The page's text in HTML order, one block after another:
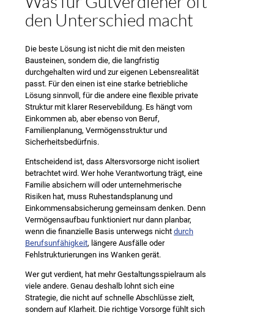
den Unterschied macht
Die beste Lösung ist nicht die mit den meisten
Bausteinen, sondern die, die langfristig
durchgehalten wird und zur eigenen Lebensrealität
passt. Für den einen ist eine starke betriebliche
Lösung sinnvoll, für die andere eine flexible private
Struktur mit klarer Reservebildung. Es hängt vom
Einkommen ab, aber ebenso von Beruf,
Familienplanung, Vermögensstruktur und
Sicherheitsbedürfnis.
Entscheidend ist, dass Altersvorsorge nicht isoliert
betrachtet wird. Wer hohe Verantwortung trägt, eine
Familie absichern will oder unternehmerische
Risiken hat, muss Ruhestandsplanung und
Einkommensabsicherung gemeinsam denken. Denn
Vermögensaufbau funktioniert nur dann planbar,
wenn die finanzielle Basis unterwegs nicht durch
Berufsunfähigkeit, längere Ausfälle oder
Fehlstrukturierungen ins Wanken gerät.
Wer gut verdient, hat mehr Gestaltungsspielraum als
viele andere. Genau deshalb lohnt sich eine
Strategie, die nicht auf schnelle Abschlüsse zielt,
sondern auf Klarheit. Die richtige Vorsorge fühlt sich